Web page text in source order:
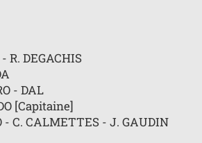
R. DEGACHIS
- DAL
[Capitaine]
- C. CALMETTES - J. GAUDIN